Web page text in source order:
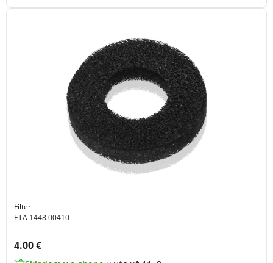
Filter
ETA 1448 00410
Cena s DPH:
4.00 €